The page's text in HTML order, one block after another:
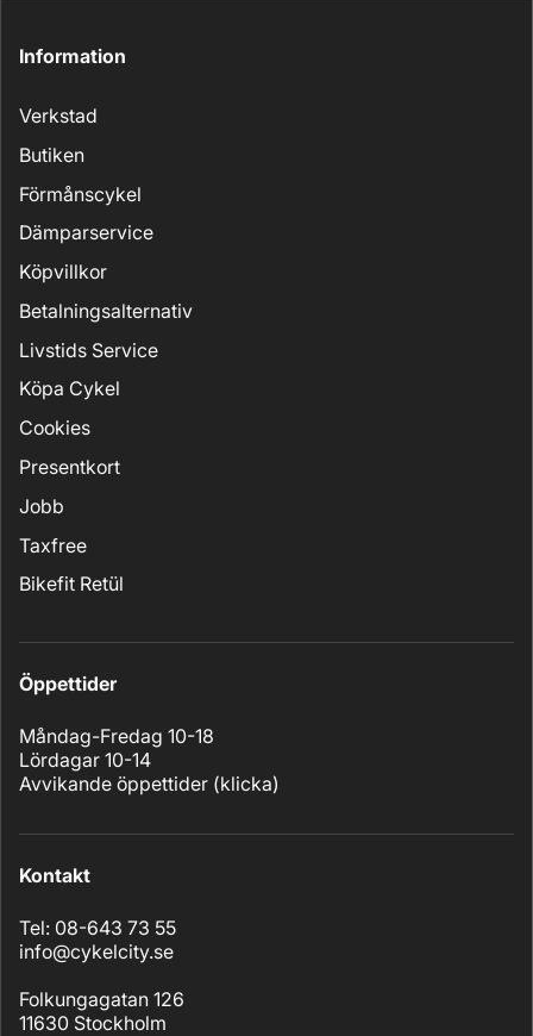
Information
Verkstad
Butiken
Förmånscykel
Dämparservice
Köpvillkor
Betalningsalternativ
Livstids Service
Köpa Cykel
Cookies
Presentkort
Jobb
Taxfree
Bikefit Retül
Öppettider
Måndag-Fredag 10-18
Lördagar 10-14
Avvikande öppettider (klicka)
Kontakt
Tel: 08-643 73 55
info@cykelcity.se
Folkungagatan 126
11630 Stockholm